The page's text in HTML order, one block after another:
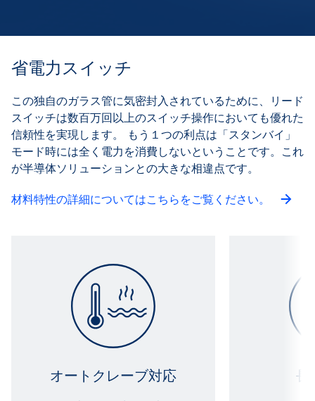
省電力スイッチ
この独自のガラス管に気密封入されているために、リード
スイッチは数百万回以上のスイッチ操作においても優れた
信頼性を実現します。 もう１つの利点は「スタンバイ」
モード時には全く電力を消費しないということです。これ
が半導体ソリューションとの大きな相違点です。
材料特性の詳細についてはこちらをご覧ください。
オートクレーブ対応 長